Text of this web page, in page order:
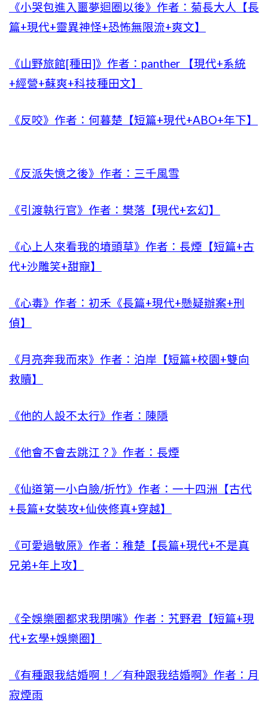
《小哭包進入噩夢迴圈以後》作者：菊長大人【長
篇+現代+靈異神怪+恐怖無限流+爽文】
《山野旅館[種田]》作者：panther 【現代+系統
+經營+蘇爽+科技種田文】
《反咬》作者：何暮楚【短篇+現代+ABO+年下】
《反派失憶之後》作者：三千風雪
《引渡執行官》作者：樊落【現代+玄幻】
《心上人來看我的墳頭草》作者：長煙【短篇+古
代+沙雕笑+甜寵】
《心毒》作者：初禾《長篇+現代+懸疑辦案+刑
偵】
《月亮奔我而來》作者：泊岸【短篇+校園+雙向
救贖】
《他的人設不太行》作者：陳隱
《他會不會去跳江？》作者：長煙
《仙道第一小白臉/折竹》作者：一十四洲【古代
+長篇+女裝攻+仙俠修真+穿越】
《可愛過敏原》作者：稚楚【長篇+現代+不是真
兄弟+年上攻】
《全娛樂圈都求我閉嘴》作者：艽野君【短篇+現
代+玄學+娛樂圈】
《有種跟我結婚啊！／有种跟我结婚啊》作者：月
寂煙雨